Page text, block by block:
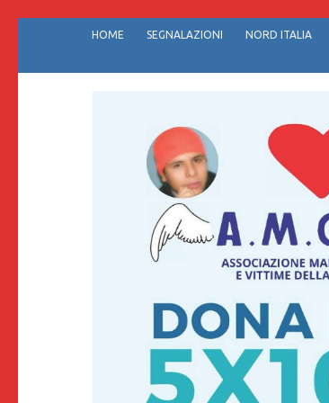
contenuto
HOME SEGNALAZIONI NORD ITALIA